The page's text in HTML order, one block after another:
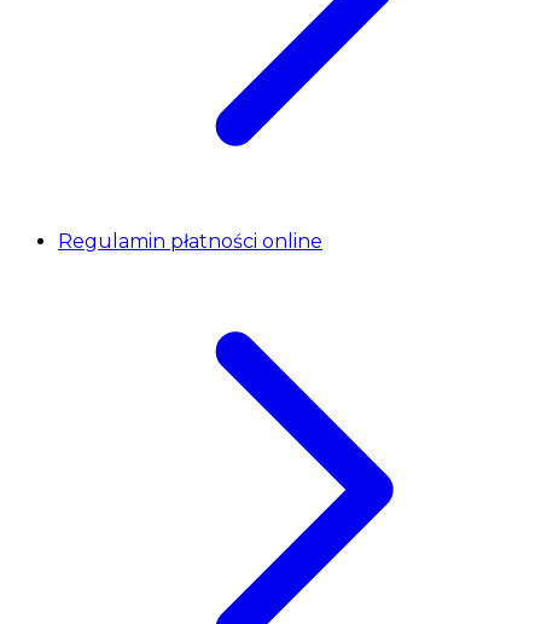
Regulamin płatności online